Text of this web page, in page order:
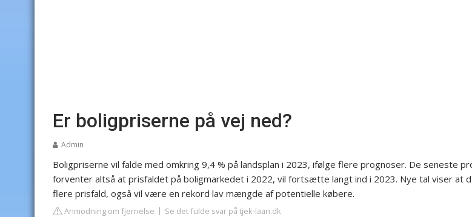
Er boligpriserne på vej ned?
Admin
Boligpriserne vil falde med omkring 9,4 % på landsplan i 2023, ifølge flere prognoser. De seneste
forventer altså at prisfaldet på boligmarkedet i 2022, vil fortsætte langt ind i 2023. Nye tal viser at
flere prisfald, også vil være en rekord lav mængde af potentielle købere.
Anmodning om fjernelse Se det fulde svar på tjek-laan.dk